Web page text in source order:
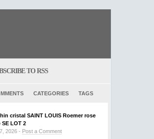
TO RSS
CATEGORIES TAGS
cristal SAINT LOUIS Roemer rose
LOT 2
2026 - Post a Comment